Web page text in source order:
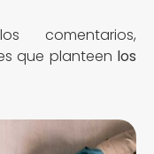
comentarios,
que planteen los